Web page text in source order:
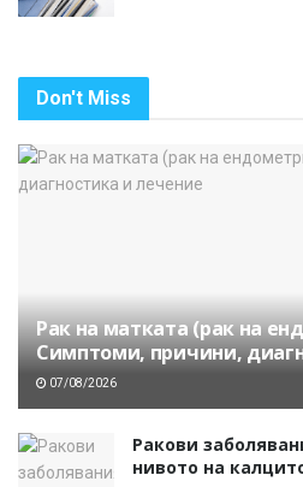
Don't Miss
Рак на матката (рак на
Симптоми, причини,
07/08/2026
Ракови
нивото на